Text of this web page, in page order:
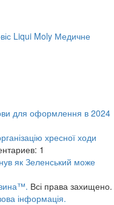
Liqui Moly Медичне
для оформлення в 2024
хресної ходи
1
як Зеленський може
Всі права захищено.
інформація.